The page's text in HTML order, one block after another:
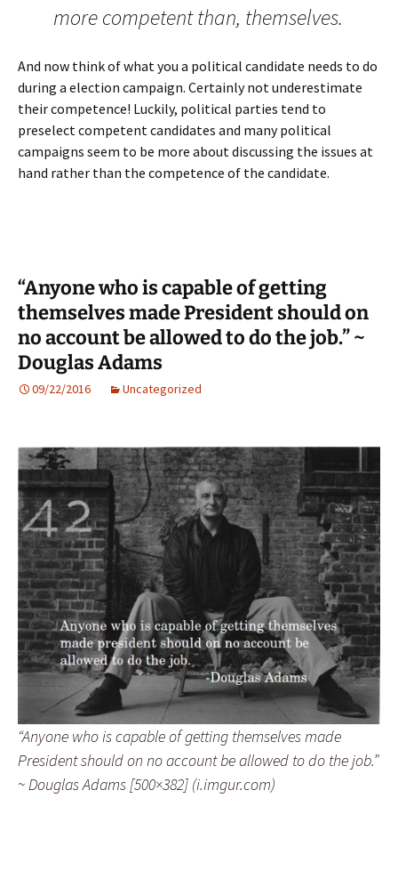
more competent than, themselves.
And now think of what you a political candidate needs to do
during a election campaign. Certainly not underestimate
their competence! Luckily, political parties tend to
preselect competent candidates and many political
campaigns seem to be more about discussing the issues at
hand rather than the competence of the candidate.
“Anyone who is capable of getting
themselves made President should on
no account be allowed to do the job.” ~
Douglas Adams
09/22/2016 Uncategorized
“Anyone who is capable of getting themselves made
President should on no account be allowed to do the job.”
~ Douglas Adams [500×382] (i.imgur.com)